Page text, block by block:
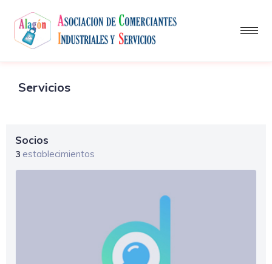
Servicios
Socios
3 establecimientos